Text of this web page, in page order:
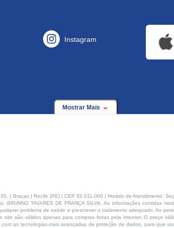
Instagram
Mostrar Mais
| Graças | Recife (PE) | CEP 52.011-000 | Horário de Atendimento:
TAVARES DE FRANÇA SILVA. As informações contidas
problema de saúde e prescrever o tratamento adequado. Ao
são válidos apenas para compras feitas pela internet. O preço
as tecnologias mais avançadas de proteção de dados, para que